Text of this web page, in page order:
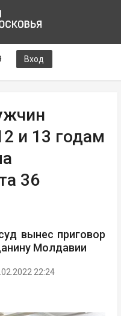
Вход
и 13 годам
36
вынес приговор
Молдавии
22:24